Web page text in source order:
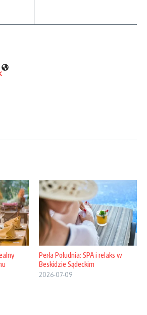
Perła Południa: SPA i relaks w
Beskidzie Sądeckim
2026-07-09